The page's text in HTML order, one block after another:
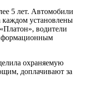
5 лет. Автомобили
каждом установлены
водители
охраняемую
доплачивают за